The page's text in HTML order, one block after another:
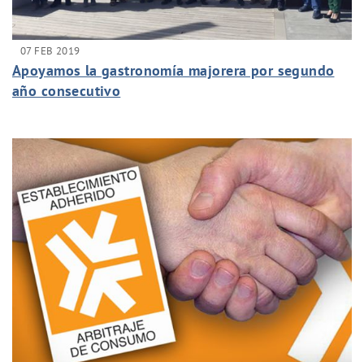
07 FEB 2019
Apoyamos la gastronomía majorera por segundo
año consecutivo